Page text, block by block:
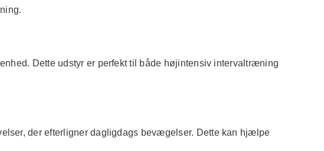
Dette udstyr er perfekt til både højintensiv intervaltræning
der efterligner dagligdags bevægelser. Dette kan hjælpe